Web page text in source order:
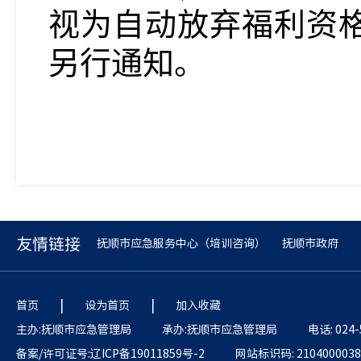
视为自动放弃福利资
另行通知。
友情链接 抚顺市应急服务中心（培训咨询） 抚顺市政府
首页 | 设为首页 |
加入收藏
主办:抚顺市应急管理局
承办:抚顺市应急管理局
电话:
备案/许可证号:辽ICP备19011859号-2
网站标识码: 2104000038